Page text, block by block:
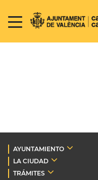
AYUNTAMIENTO
LA CIUDAD
TRÁMITES